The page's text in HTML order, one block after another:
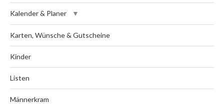
Kalender & Planer
Karten, Wünsche & Gutscheine
Kinder
Listen
Männerkram